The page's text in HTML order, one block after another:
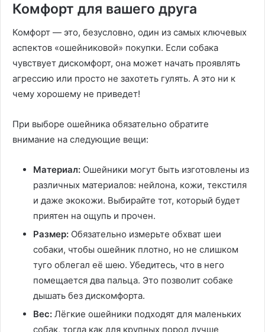
Комфорт для вашего друга
Комфорт — это, безусловно, один из самых ключевых
аспектов «ошейниковой» покупки. Если собака
чувствует дискомфорт, она может начать проявлять
агрессию или просто не захотеть гулять. А это ни к
чему хорошему не приведет!
При выборе ошейника обязательно обратите
внимание на следующие вещи:
Материал: Ошейники могут быть изготовлены из
различных материалов: нейлона, кожи, текстиля
и даже экокожи. Выбирайте тот, который будет
приятен на ощупь и прочен.
Размер: Обязательно измерьте обхват шеи
собаки, чтобы ошейник плотно, но не слишком
туго облегал её шею. Убедитесь, что в него
помещается два пальца. Это позволит собаке
дышать без дискомфорта.
Вес: Лёгкие ошейники подходят для маленьких
собак, тогда как для крупных пород лучше